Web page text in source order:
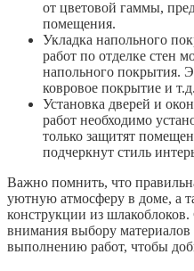
от цветовой гаммы,
помещения.
Укладка напольного
работ по отделке стен
напольного покрытия.
ковровое покрытие и т.д.
Установка дверей и
работ необходимо
только защитят
подчеркнут стиль
Важно помнить, что
уютную атмосферу в доме, а
конструкции из шлакоблоков.
внимания выбору
выполнению работ, чтобы